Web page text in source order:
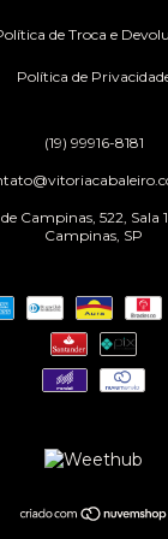
de Troca e
Política de
(19) 99916-8181
Campinas, 522,
Campinas, SP